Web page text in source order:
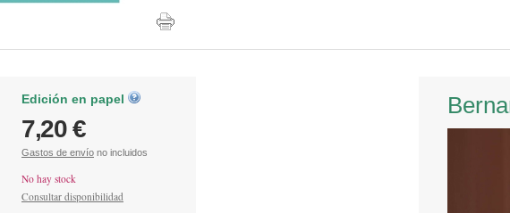
Edición en papel
7,20 €
Gastos de envío no incluidos
No hay stock
Consultar disponibilidad